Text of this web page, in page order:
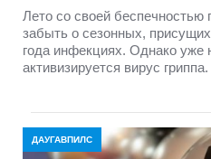
Лето со своей беспечностью
забыть о сезонных,
года инфекциях. Однако уже
активизируется вирус гриппа.
ДАУГАВПИЛС